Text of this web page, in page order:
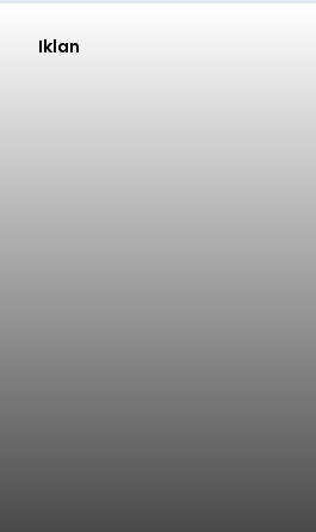
Iklan